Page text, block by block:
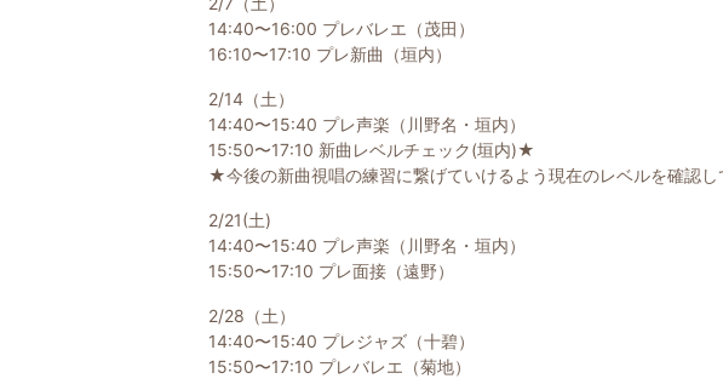
14:40〜16:00 プレバレエ（茂田）
16:10〜17:10 プレ新曲（垣内）
2/14（土）
14:40〜15:40 プレ声楽（川野名・垣内）
15:50〜17:10 新曲レベルチェック(垣内)★
★今後の新曲視唱の練習に繋げていけるよう現在のレベルを確認し
2/21(土)
14:40〜15:40 プレ声楽（川野名・垣内）
15:50〜17:10 プレ面接（遠野）
2/28（土）
14:40〜15:40 プレジャズ（十碧）
15:50〜17:10 プレバレエ（菊地）